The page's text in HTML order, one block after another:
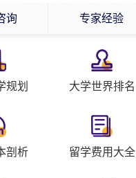
询 专家经验
规划 大学世界排名
剖析 留学费用大全